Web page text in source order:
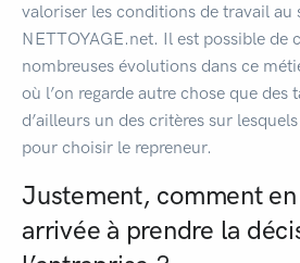
valoriser les conditions de travail au
NETTOYAGE.net. Il est possible de
nombreuses évolutions dans ce
où l’on regarde autre chose que des
d’ailleurs un des critères sur
pour choisir le repreneur.
Justement, comment
arrivée à prendre la